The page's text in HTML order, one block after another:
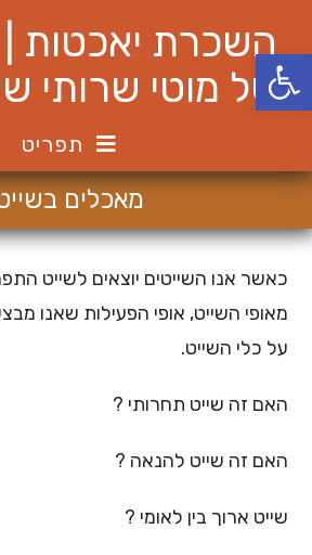
פתח סרגל נגישות
contentהשכרת יאכטות
של מוטי שרותי
תפריט
מאכלים
כאשר אנו השייטים יוצאים לשייט
מאופי השייט, אופי הפעילות שאנו
על כלי השייט.
האם זה שייט תחרותי ?
האם זה שייט להנאה ?
שייט ארוך בין לאומי ?